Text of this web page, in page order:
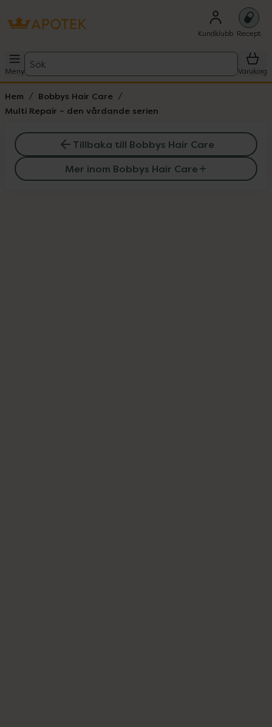
Kundklubb Recept
Meny
Sök
Varukorg
Hem
Bobbys Hair Care
Multi Repair – den vårdande serien
Tillbaka till Bobbys Hair Care
Mer inom Bobbys Hair Care